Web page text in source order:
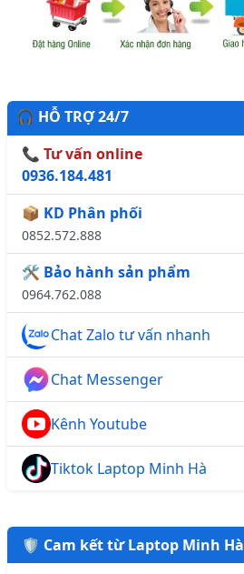
🎧 HỖ TRỢ 24/7
📞 Tư vấn online
0936.184.481
📦 KD Phân phối
0852.572.888
🛠️ Bảo hành sản phẩm
0964.762.088
Chat Zalo tư vấn nhanh
Chat Messenger
Kênh Youtube
Tiktok Laptop Minh Hà
🛡️ Cam kết từ Laptop Minh Hà